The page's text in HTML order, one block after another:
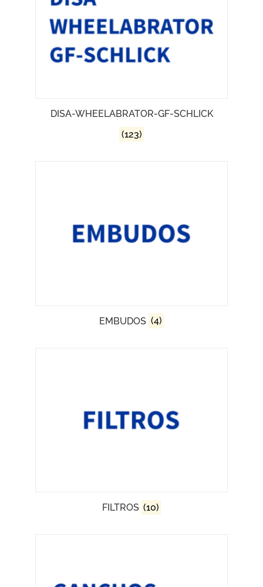
DISA-WHEELABRATOR-GF-SCHLICK
(123)
EMBUDOS (4)
FILTROS (10)